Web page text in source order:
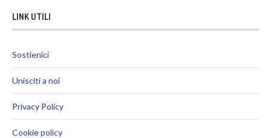
LINK UTILI
Sostienici
Unisciti a noi
Privacy Policy
Cookie policy